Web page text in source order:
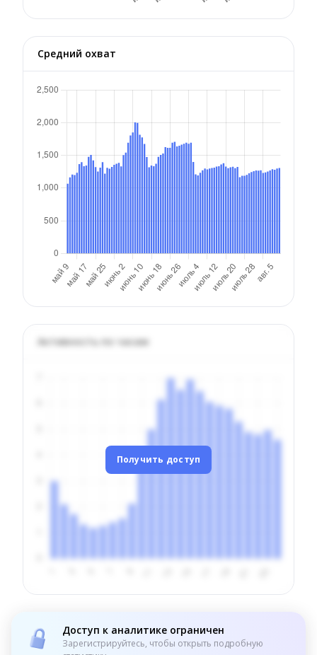
Средний охват
Активность по часам
Получить доступ
Доступ к аналитике ограничен
Зарегистрируйтесь, чтобы открыть подробную